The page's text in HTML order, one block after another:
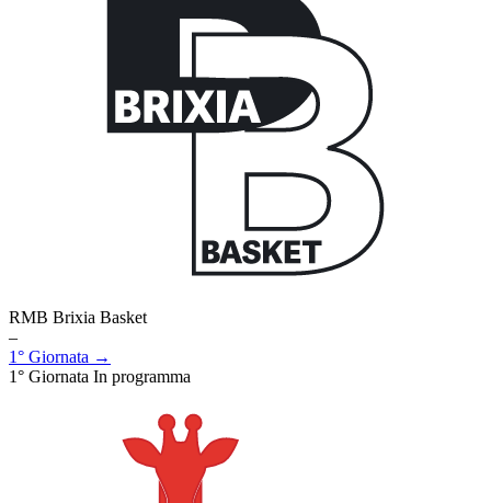
RMB Brixia Basket
–
1° Giornata →
1° Giornata In programma